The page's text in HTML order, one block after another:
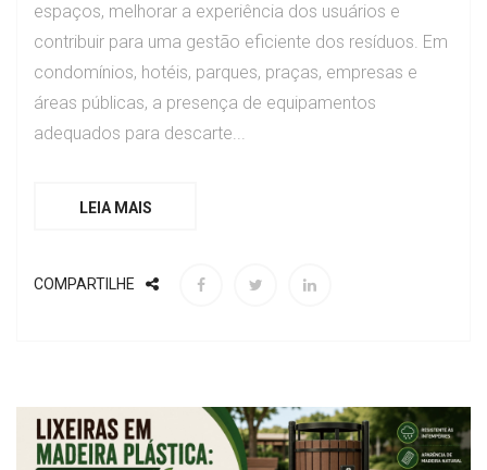
espaços, melhorar a experiência dos usuários e
contribuir para uma gestão eficiente dos resíduos. Em
condomínios, hotéis, parques, praças, empresas e
áreas públicas, a presença de equipamentos
adequados para descarte...
LEIA MAIS
COMPARTILHE